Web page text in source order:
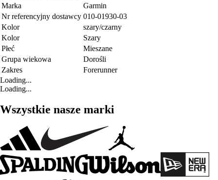
Marka
Garmin
Nr referencyjny dostawcy 010-01930-03
Kolor
szary/czarny
Kolor
Szary
Płeć
Mieszane
Grupa wiekowa
Dorośli
Zakres
Forerunner
Loading...
Loading...
Wszystkie nasze marki